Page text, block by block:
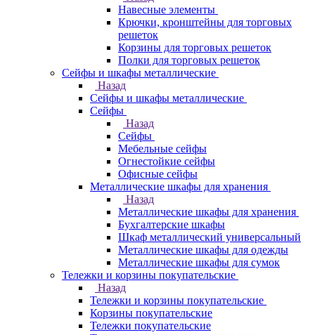
Навесные элементы
Крючки, кронштейны для торговых
решеток
Корзины для торговых решеток
Полки для торговых решеток
Сейфы и шкафы металлические
Назад
Сейфы и шкафы металлические
Сейфы
Назад
Сейфы
Мебельные сейфы
Огнестойкие сейфы
Офисные сейфы
Металлические шкафы для хранения
Назад
Металлические шкафы для хранения
Бухгалтерские шкафы
Шкаф металлический универсальный
Металлические шкафы для одежды
Металлические шкафы для сумок
Тележки и корзины покупательские
Назад
Тележки и корзины покупательские
Корзины покупательские
Тележки покупательские